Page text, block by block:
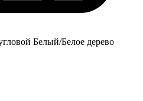
Белый/Белое дерево